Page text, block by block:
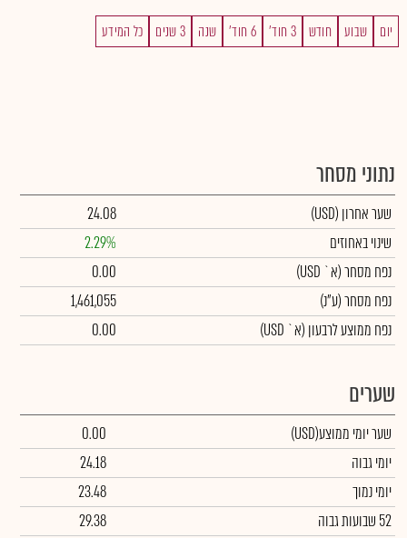
יום שבוע חודש 3 חוד' 6 חוד' שנה 3 שנים כל המידע
נתוני מסחר
שער אחרון (USD)
24.08
שינוי באחוזים
2.29%
נפח מסחר(א` USD)
0.00
נפח מסחר(ע"נ)
1,461,055
נפח ממוצע לרבעון (א` USD)
0.00
שערים
שער יומי ממוצע(USD)
0.00
יומי גבוה
24.18
יומי נמוך
23.48
52 שבועות גבוה
29.38